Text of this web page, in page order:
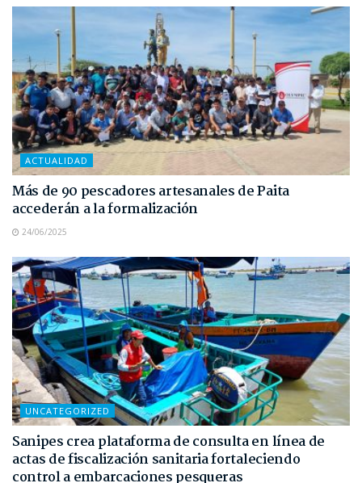
ACTUALIDAD
Más de 90 pescadores artesanales de Paita
accederán a la formalización
24/06/2025
UNCATEGORIZED
Sanipes crea plataforma de consulta en línea de
actas de fiscalización sanitaria fortaleciendo
control a embarcaciones pesqueras